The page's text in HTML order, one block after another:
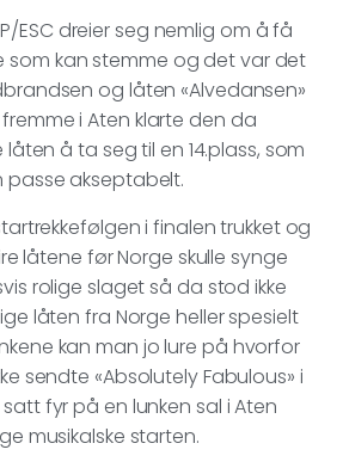
ESC dreier seg nemlig om å få
kan stemme og det var det
og låten «Alvedansen»
i Aten klarte den da
å ta seg til en 14.plass, som
passe akseptabelt.
i finalen trukket og
låtene før Norge skulle synge
rolige slaget så da stod ikke
låten fra Norge heller spesielt
kan man jo lure på hvorfor
sendte «Absolutely Fabulous» i
fyr på en lunken sal i Aten
musikalske starten.